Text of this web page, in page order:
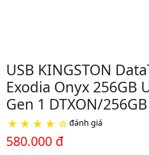
USB KINGSTON
Exodia Onyx 256GB
Gen 1 DTXON/256GB
★ ★ ★ ★ ☆đánh giá
580.000 đ